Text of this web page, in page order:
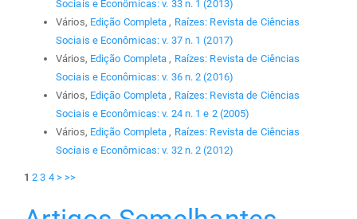
Sociais e Econômicas: v. 33 n. 1 (2013)
Vários, Edição Completa , Raízes: Revista de Ciências
Sociais e Econômicas: v. 37 n. 1 (2017)
Vários, Edição Completa , Raízes: Revista de Ciências
Sociais e Econômicas: v. 36 n. 2 (2016)
Vários, Edição Completa , Raízes: Revista de Ciências
Sociais e Econômicas: v. 24 n. 1 e 2 (2005)
Vários, Edição Completa , Raízes: Revista de Ciências
Sociais e Econômicas: v. 32 n. 2 (2012)
1 2 3 4 > >>